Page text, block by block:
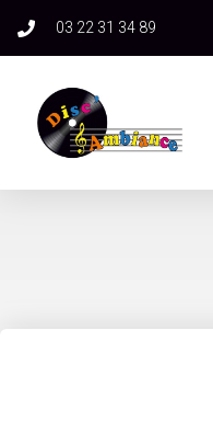
03 22 31 34 89​